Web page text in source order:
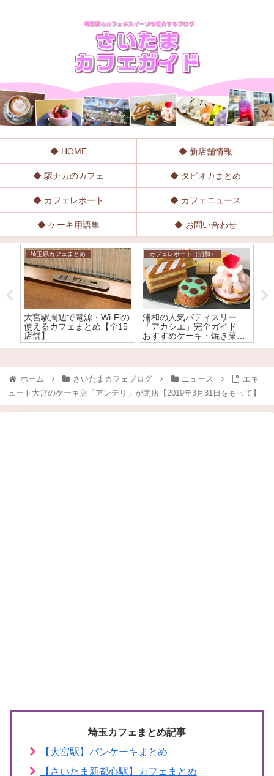
◆ HOME ◆ 新店舗情報
◆ 駅ナカのカフェ ◆ タピオカまとめ
◆ カフェレポート ◆ カフェニュース
◆ ケーキ用語集 ◆ お問い合わせ
埼玉県カフェまとめ
大宮駅周辺で電源・Wi-Fiの
使えるカフェまとめ【全15
店舗】
カフェレポート（浦和）
浦和の人気パティスリー
「アカシエ」完全ガイド
おすすめケーキ・焼き菓子
を全力で食レポ！
ホーム さいたまカフェブログ ニュース
エキ
ュート大宮のケーキ店「アンデリ」が閉店【2019年3月31日をもって】
埼玉カフェまとめ記事
【大宮駅】パンケーキまとめ
【さいたま新都心駅】カフェまとめ